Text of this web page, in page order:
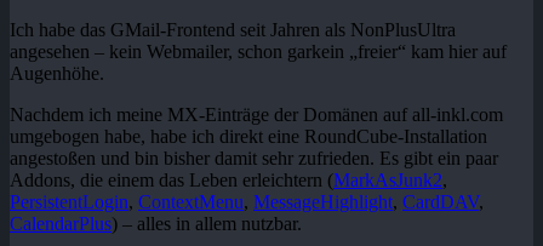
Ich habe das GMail-Frontend seit Jahren als NonPlusUltra
angesehen – kein Webmailer, schon garkein „freier“ kam hier auf
Augenhöhe.
Nachdem ich meine MX-Einträge der Domänen auf all-inkl.com
umgebogen habe, habe ich direkt eine RoundCube-Installation
angestoßen und bin bisher damit sehr zufrieden. Es gibt ein paar
Addons, die einem das Leben erleichtern (MarkAsJunk2,
PersistentLogin, ContextMenu, MessageHighlight, CardDAV,
CalendarPlus) – alles in allem nutzbar.